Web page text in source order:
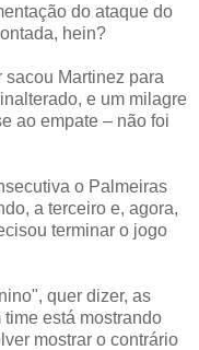
do ataque do
hein?
Martinez para
e um milagre
ao empate – não foi
o Palmeiras
a terceiro e, agora,
terminar o jogo
quer dizer, as
está mostrando
mostrar o contrário